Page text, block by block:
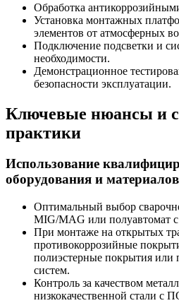
Обработка
Установка монтажных
элементов от атмосферных
Подключение подсветки и
необходимости.
Демонстрационное
безопасности эксплуатации.
Ключевые нюансы и
практики
Использование
оборудования и материалов
Оптимальный выбор
MIG/MAG или полуавтомат
При монтаже на открытых
противокоррозийные
полиэстерные покрытия
систем.
Контроль за качеством
низкокачественной стали с